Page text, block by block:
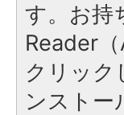
す。お持
Reader
クリック
ンストー